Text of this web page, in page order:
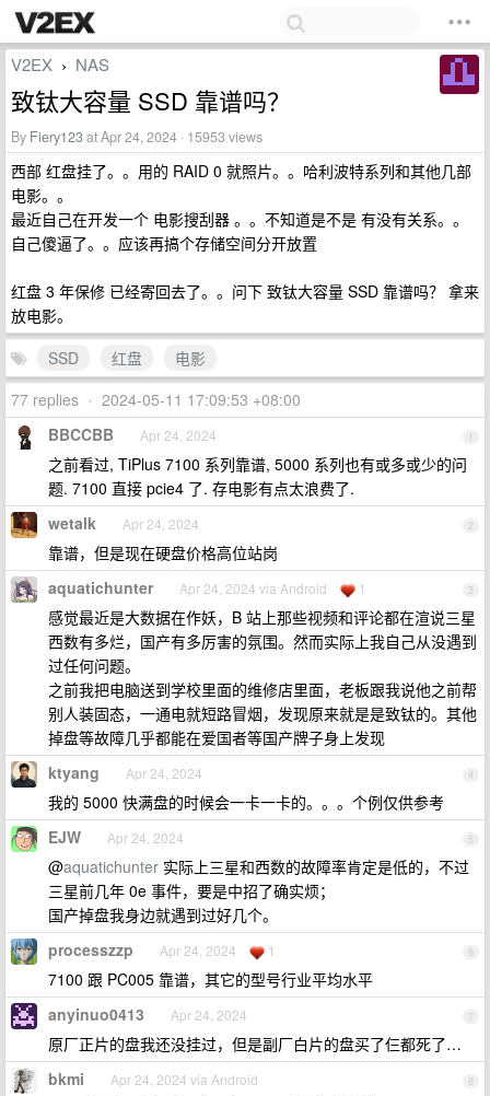
V2EX › NAS
致钛大容量 SSD 靠谱吗？
By Fiery123at Apr 24, 2024 · 15953 views
西部 红盘挂了。。用的 RAID 0 就照片。。哈利波特系列和其他几部
电影。。
最近自己在开发一个 电影搜刮器 。。不知道是不是 有没有关系。。
自己傻逼了。。应该再搞个存储空间分开放置
红盘 3 年保修 已经寄回去了。。问下 致钛大容量 SSD 靠谱吗？ 拿来
放电影。
SSD
红盘
电影
77 replies • 2024-05-11 17:09:53 +08:00
1
BBCCBB Apr 24, 2024
之前看过, TiPlus 7100 系列靠谱, 5000 系列也有或多或少的问
题. 7100 直接 pcie4 了. 存电影有点太浪费了.
2
wetalk Apr 24, 2024
靠谱，但是现在硬盘价格高位站岗
3
aquatichunter Apr 24, 2024 via Android 1
感觉最近是大数据在作妖，B 站上那些视频和评论都在渲说三星
西数有多烂，国产有多厉害的氛围。然而实际上我自己从没遇到
过任何问题。
之前我把电脑送到学校里面的维修店里面，老板跟我说他之前帮
别人装固态，一通电就短路冒烟，发现原来就是是致钛的。其他
掉盘等故障几乎都能在爱国者等国产牌子身上发现
4
ktyang Apr 24, 2024
我的 5000 快满盘的时候会一卡一卡的。。。个例仅供参考
5
EJW Apr 24, 2024
@aquatichunter 实际上三星和西数的故障率肯定是低的，不过
三星前几年 0e 事件，要是中招了确实烦；
国产掉盘我身边就遇到过好几个。
6
processzzp Apr 24, 2024 1
7100 跟 PC005 靠谱，其它的型号行业平均水平
7
anyinuo0413 Apr 24, 2024
原厂正片的盘我还没挂过，但是副厂白片的盘买了仨都死了…
8
bkmi Apr 24, 2024 via Android